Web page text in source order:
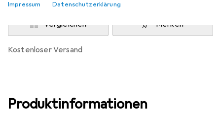
Impressum Datenschutzerklärung
Vergleichen Merken
kostenloser Versand
Produktinformationen